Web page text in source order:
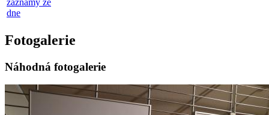
dne
Fotogalerie
Náhodná fotogalerie